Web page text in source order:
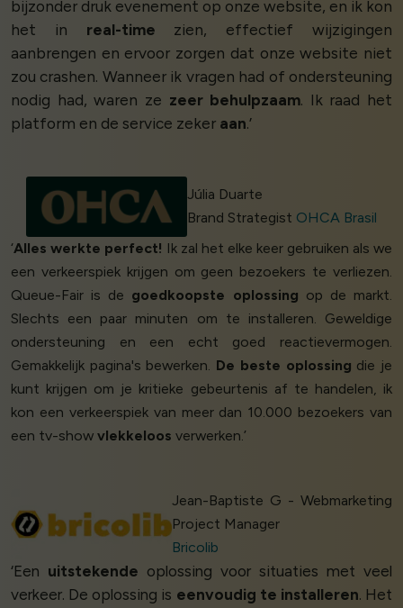
bijzonder druk evenement op onze website, en ik kon
het in real-time zien, effectief wijzigingen
aanbrengen en ervoor zorgen dat onze website niet
zou crashen. Wanneer ik vragen had of ondersteuning
nodig had, waren ze zeer behulpzaam. Ik raad het
platform en de service zeker aan.’
Júlia Duarte
Brand Strategist OHCA Brasil
‘Alles werkte perfect! Ik zal het elke keer gebruiken als we
een verkeerspiek krijgen om geen bezoekers te verliezen.
Queue-Fair is de goedkoopste oplossing op de markt.
Slechts een paar minuten om te installeren. Geweldige
ondersteuning en een echt goed reactievermogen.
Gemakkelijk pagina's bewerken. De beste oplossing die je
kunt krijgen om je kritieke gebeurtenis af te handelen, ik
kon een verkeerspiek van meer dan 10.000 bezoekers van
een tv-show vlekkeloos verwerken.’
Jean-Baptiste G - Webmarketing
Project Manager
Bricolib
‘Een uitstekende oplossing voor situaties met veel
verkeer. De oplossing is eenvoudig te installeren. Het